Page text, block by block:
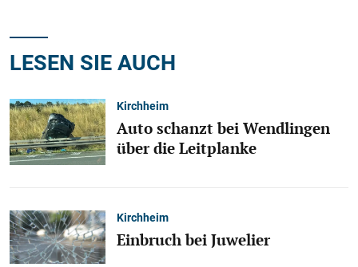
LESEN SIE AUCH
Kirchheim
Auto schanzt bei Wendlingen
über die Leitplanke
Kirchheim
Einbruch bei Juwelier